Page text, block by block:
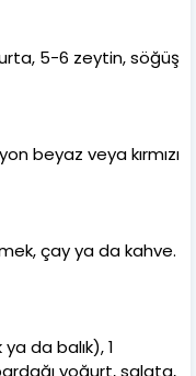
5-6 zeytin, söğüş
beyaz veya kırmızı
çay ya da kahve.
da balık), 1